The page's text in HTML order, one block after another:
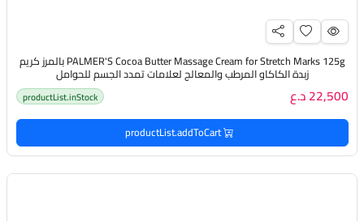
PALMER'S Cocoa Butter Massage Cream for Stretch Marks 125g بالمرز كريم
زبدة الكاكاو المرطب والمعالج لعلامات تمدد الجسم للحوامل
22,500 د.ع productList.inStock
productList.addToCart